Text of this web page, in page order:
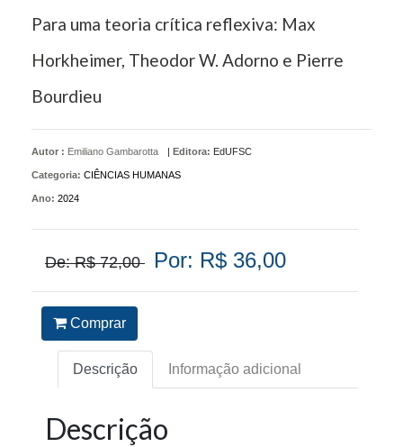
Para uma teoria crítica reflexiva: Max
Horkheimer, Theodor W. Adorno e Pierre
Bourdieu
Autor : Emiliano Gambarotta | Editora: EdUFSC
Categoria: CIÊNCIAS HUMANAS
Ano: 2024
De: R$ 72,00 Por: R$ 36,00
Comprar
Descrição Informação adicional
Descrição